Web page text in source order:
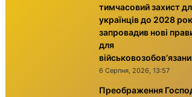
тимчасовий захист
українців до 2028
запровадив нові
для
6 Серпня, 2026, 13:57
Преображення